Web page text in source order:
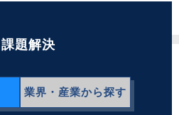
題解決
業界・産業から探す
ENGINEERING CO.,LTD.